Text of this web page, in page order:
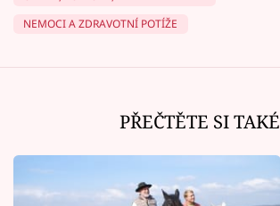
NEMOCI A ZDRAVOTNÍ POTÍŽE
PŘEČTĚTE SI TAKÉ